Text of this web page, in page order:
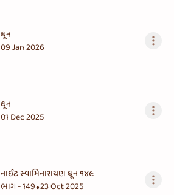
ધૂન
09 Jan 2026
ધૂન
01 Dec 2025
નાઈટ સ્વામિનારાયણ ધૂન ૧૪૯
ભાગ - 149•23 Oct 2025